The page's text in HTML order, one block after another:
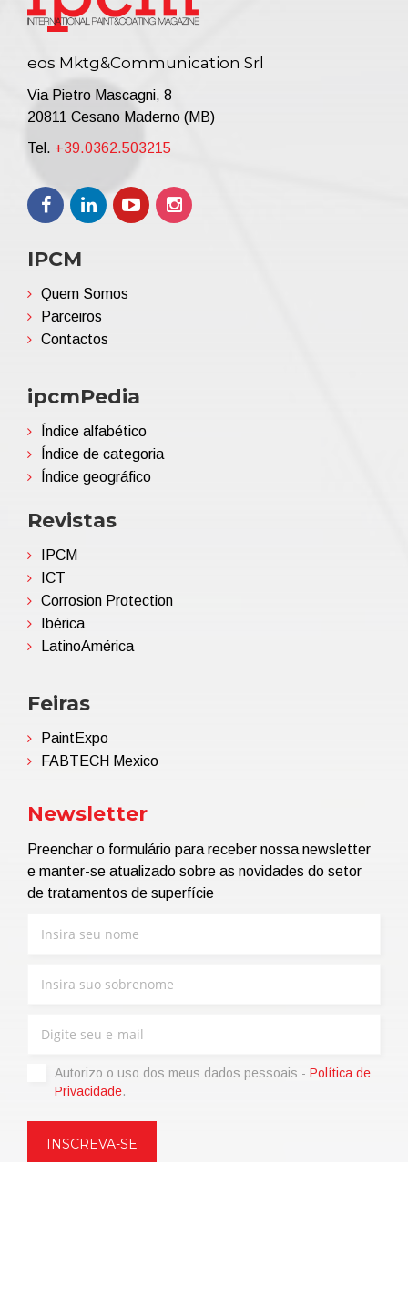
eos Mktg&Communication Srl
Via Pietro Mascagni, 8
20811 Cesano Maderno (MB)
Tel. +39.0362.503215
IPCM
Quem Somos
Parceiros
Contactos
ipcmPedia
Índice alfabético
Índice de categoria
Índice geográfico
Revistas
IPCM
ICT
Corrosion Protection
Ibérica
LatinoAmérica
Feiras
PaintExpo
FABTECH Mexico
Newsletter
Preenchar o formulário para receber nossa newsletter
e manter-se atualizado sobre as novidades do setor
de tratamentos de superfície
Autorizo ​​o uso dos meus dados pessoais - Política de
Privacidade.